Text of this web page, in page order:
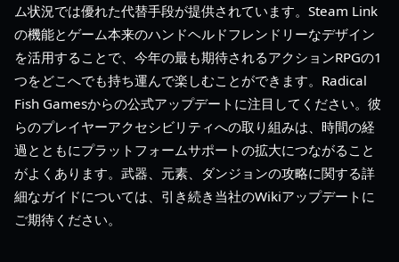
ム状況では優れた代替手段が提供されています。Steam Link
の機能とゲーム本来のハンドヘルドフレンドリーなデザイン
を活用することで、今年の最も期待されるアクションRPGの1
つをどこへでも持ち運んで楽しむことができます。Radical
Fish Gamesからの公式アップデートに注目してください。彼
らのプレイヤーアクセシビリティへの取り組みは、時間の経
過とともにプラットフォームサポートの拡大につながること
がよくあります。武器、元素、ダンジョンの攻略に関する詳
細なガイドについては、引き続き当社のWikiアップデートに
ご期待ください。